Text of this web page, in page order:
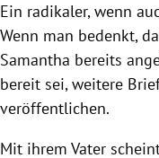
Ein radikaler, wenn
Wenn man bedenkt,
Samantha bereits
bereit sei, weitere
veröffentlichen.
Mit ihrem Vater